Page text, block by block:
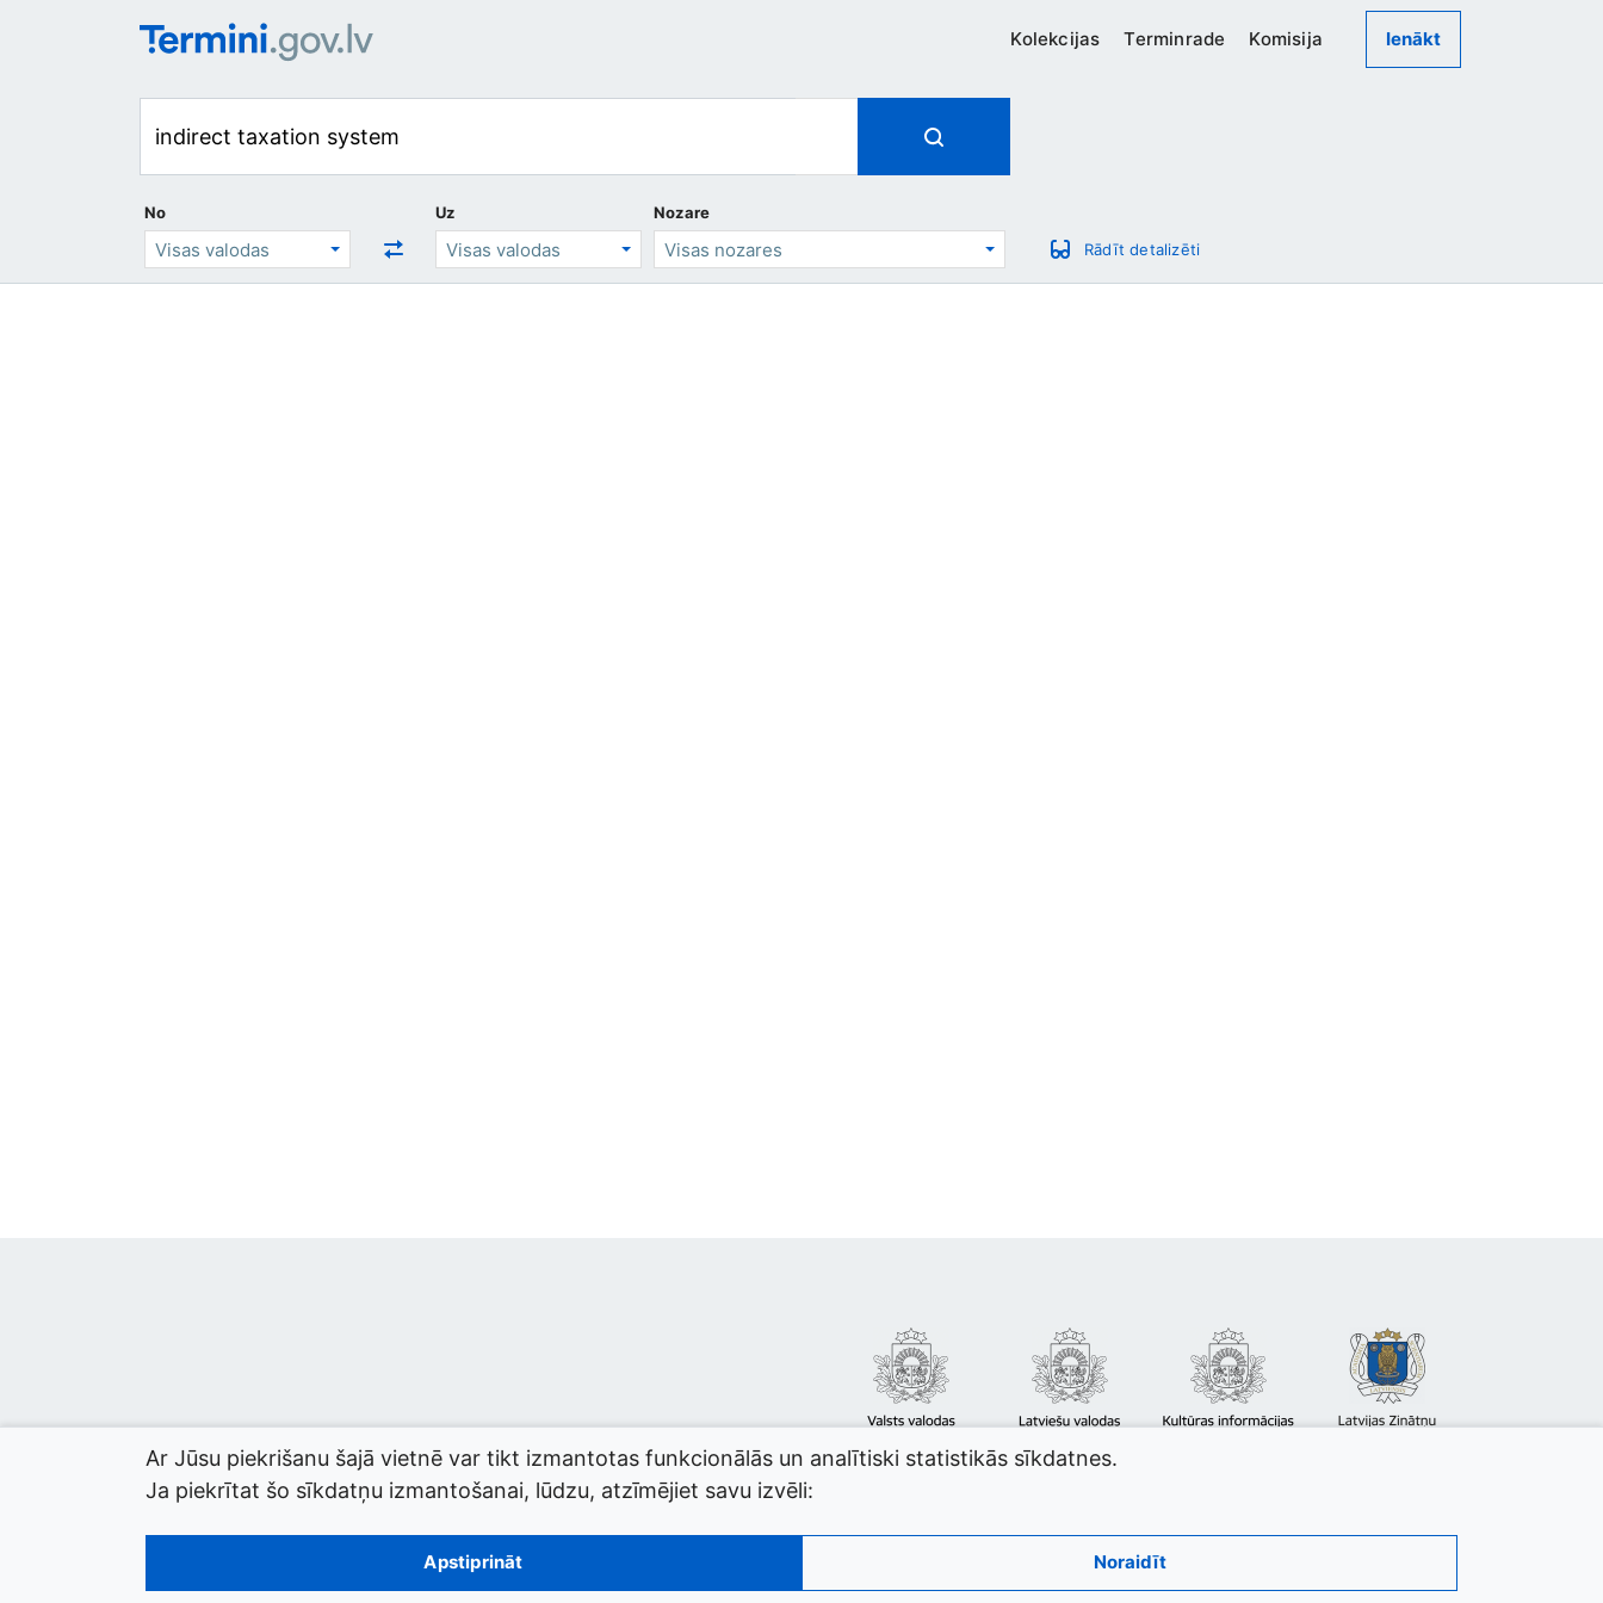
Kolekcijas Terminrade Komisija Ienākt
No Uz
Nozare
Rādīt detalizēti
© 2026 termini.gov.lv. Izstrādātājs:
Ar Jūsu piekrišanu šajā vietnē var tikt izmantotas funkcionālās un analītiski statistikās sīkdatnes.
Ja piekrītat šo sīkdatņu izmantošanai, lūdzu, atzīmējiet savu izvēli:
Apstiprināt Noraidīt